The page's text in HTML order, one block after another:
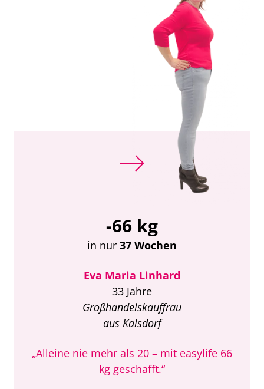
-66 kg
in nur 37 Wochen
Eva Maria Linhard
33 Jahre
Großhandelskauffrau
aus Kalsdorf
„Alleine nie mehr als 20 – mit easylife 66
kg geschafft.“